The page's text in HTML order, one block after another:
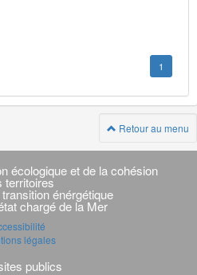
1
Retour au menu
écologique et de la cohésion
territoires
énérgétique
chargé de la Mer
légales
publics